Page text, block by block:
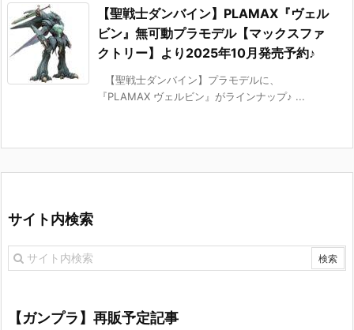
【聖戦士ダンバイン】PLAMAX『ヴェル
ビン』無可動プラモデル【マックスファ
クトリー】より2025年10月発売予約♪
【聖戦士ダンバイン】プラモデルに、
『PLAMAX ヴェルビン』がラインナップ♪ ...
サイト内検索
【ガンプラ】再販予定記事